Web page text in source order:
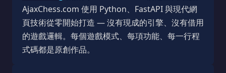
AjaxChess.com 使用 Python、FastAPI 與現代網
頁技術從零開始打造 — 沒有現成的引擎、沒有借用
的遊戲邏輯。每個遊戲模式、每項功能、每一行程
式碼都是原創作品。